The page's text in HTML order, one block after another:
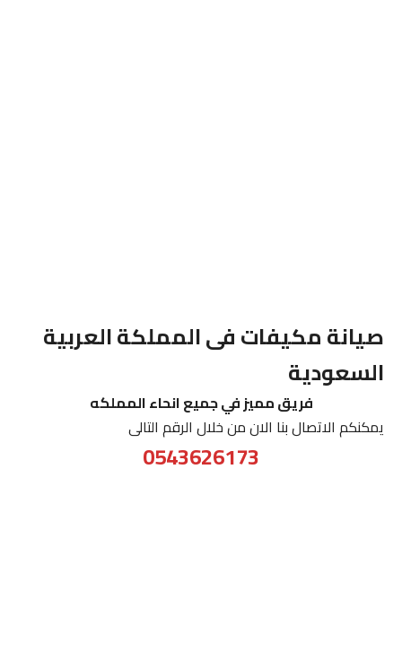
صيانة مكيفات فى المملكة العربية
السعودية
فريق مميز في جميع انحاء المملكه
يمكنكم الاتصال بنا الان من خلال الرقم التالى
0543626173